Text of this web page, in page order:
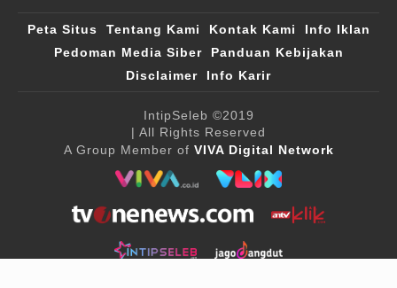
Peta Situs Tentang Kami Kontak Kami
Info Iklan
Pedoman Media Siber
Panduan Kebijakan
Disclaimer
Info Karir
IntipSeleb ©2019
| All Rights Reserved
A Group Member of VIVA Digital Network